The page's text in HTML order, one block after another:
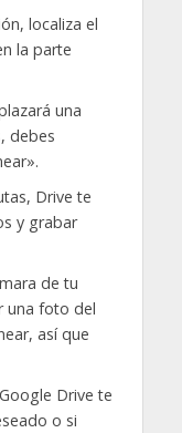
localiza el
la parte
una
debes
Drive te
y grabar
de tu
una foto del
así que
Drive te
o si